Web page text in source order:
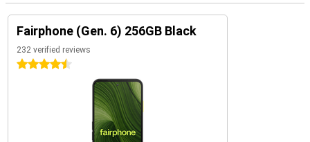
Fairphone (Gen. 6) 256GB Black
232 verified reviews
4.5 stars